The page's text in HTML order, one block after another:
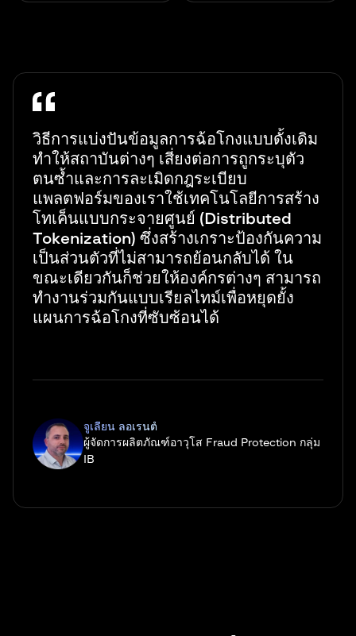
วิธีการแบ่งปันข้อมูลการฉ้อโกงแบบดั้งเดิม
ทำให้สถาบันต่างๆ เสี่ยงต่อการถูกระบุตัว
ตนซ้ำและการละเมิดกฎระเบียบ
แพลตฟอร์มของเราใช้เทคโนโลยีการสร้าง
โทเค็นแบบกระจายศูนย์ (Distributed
Tokenization) ซึ่งสร้างเกราะป้องกันความ
เป็นส่วนตัวที่ไม่สามารถย้อนกลับได้ ใน
ขณะเดียวกันก็ช่วยให้องค์กรต่างๆ สามารถ
ทำงานร่วมกันแบบเรียลไทม์เพื่อหยุดยั้ง
แผนการฉ้อโกงที่ซับซ้อนได้
จูเลียน ลอเรนต์
ผู้จัดการผลิตภัณฑ์อาวุโส Fraud Protection กลุ่ม
IB